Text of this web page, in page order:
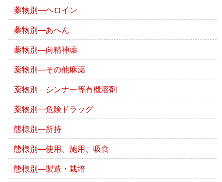
薬物別―ヘロイン
薬物別―あへん
薬物別―向精神薬
薬物別―その他麻薬
薬物別―シンナー等有機溶剤
薬物別―危険ドラッグ
態様別―所持
態様別―使用、施用、吸食
態様別―製造・栽培